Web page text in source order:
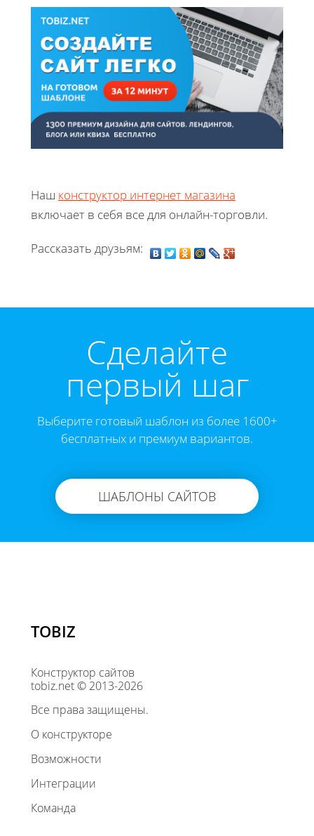
Наш конструктор интернет магазина
включает в себя все для онлайн-торговли.
Рассказать друзьям:
Cделайте
первый шаг
Выберите готовый шаблон из более 1600+
бесплатных и премиум вариантов.
ШАБЛОНЫ САЙТОВ
TOBIZ
Конструктор сайтов
tobiz.net © 2013-2026
Все права защищены.
О конструкторе
Возможности
Интеграции
Команда